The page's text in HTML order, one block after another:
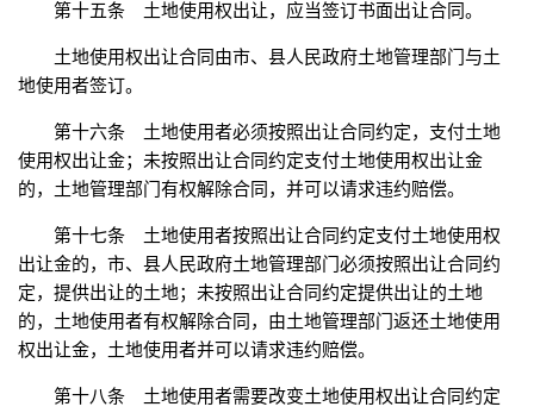
第十五条 土地使用权出让，应当签订书面出让合同。
土地使用权出让合同由市、县人民政府土地管理部门与土
地使用者签订。
第十六条 土地使用者必须按照出让合同约定，支付土地
使用权出让金；未按照出让合同约定支付土地使用权出让金
的，土地管理部门有权解除合同，并可以请求违约赔偿。
第十七条 土地使用者按照出让合同约定支付土地使用权
出让金的，市、县人民政府土地管理部门必须按照出让合同约
定，提供出让的土地；未按照出让合同约定提供出让的土地
的，土地使用者有权解除合同，由土地管理部门返还土地使用
权出让金，土地使用者并可以请求违约赔偿。
第十八条 土地使用者需要改变土地使用权出让合同约定